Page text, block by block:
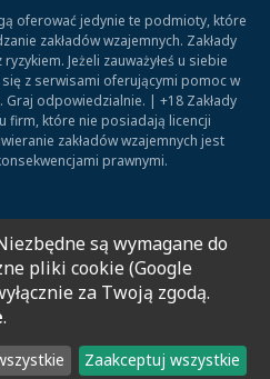
oferować jedynie te podmioty, które
zakładów wzajemnych. Zakłady
Jeżeli zauważyłeś u siebie
z serwisami oferującymi pomoc w
Graj odpowiedzialnie. | +18 Zakłady
firm, które nie posiadają licencji
zakładów wzajemnych jest
prawnymi.
Afiliacyjna
prawa zastrzeżone
są wymagane do
pliki cookie (Google
za Twoją zgodą.
.
Zaakceptuj wszystkie